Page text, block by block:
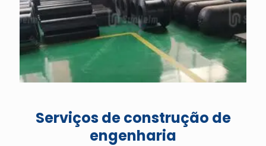
Serviços de construção de
engenharia